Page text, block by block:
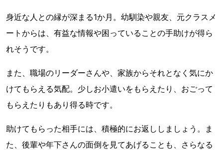
身近な人との縁が深まる1か月。幼馴染や親友、元クラスメ
ートからは、有益な情報や困っていることの手助けが得ら
れそうです。
また、職場のリーダーさんや、家族からそれとなく気にか
けてもらえる気配。少しお小遣いをもらえたり、おごって
もらえたりもあり得る時です。
助けてもらった相手には、積極的にお返ししましょう。ま
た、後輩や年下さんの面倒を見てあげることも、さらなる